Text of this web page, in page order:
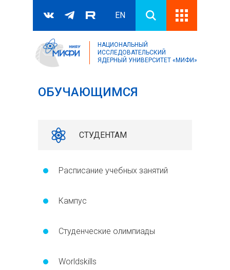
Форма поиска
Поиск
EN
НАЦИОНАЛЬНЫЙ
ИССЛЕДОВАТЕЛЬСКИЙ
ЯДЕРНЫЙ УНИВЕРСИТЕТ «МИФИ»
ОБУЧАЮЩИМСЯ
СТУДЕНТАМ
Расписание учебных занятий
Кампус
Студенческие олимпиады
Worldskills